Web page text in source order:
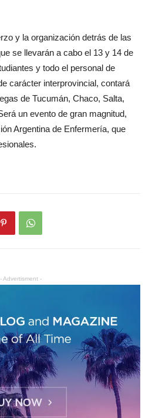
y la organización detrás de las
se llevarán a cabo el 13 y 14 de
y todo el personal de
carácter interprovincial, contará
de Tucumán, Chaco, Salta,
un evento de gran magnitud,
Argentina de Enfermería, que
- Advertisment -